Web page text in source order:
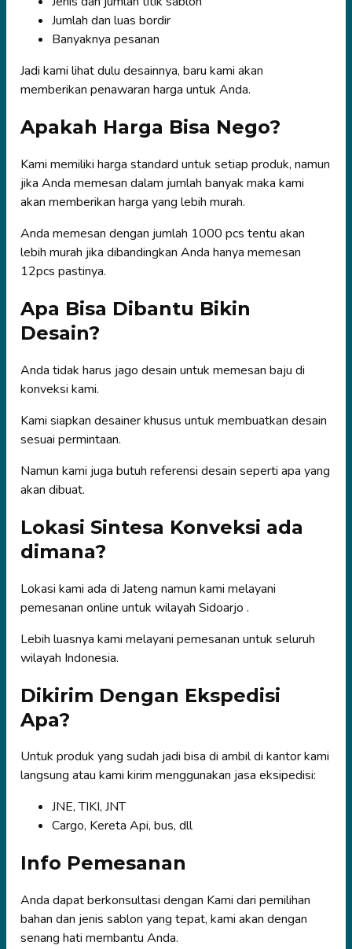
Jumlah dan luas bordir
Banyaknya pesanan
Jadi kami lihat dulu desainnya, baru kami akan
memberikan penawaran harga untuk Anda.
Apakah Harga Bisa Nego?
Kami memiliki harga standard untuk setiap produk, namun
jika Anda memesan dalam jumlah banyak maka kami
akan memberikan harga yang lebih murah.
Anda memesan dengan jumlah 1000 pcs tentu akan
lebih murah jika dibandingkan Anda hanya memesan
12pcs pastinya.
Apa Bisa Dibantu Bikin
Desain?
Anda tidak harus jago desain untuk memesan baju di
konveksi kami.
Kami siapkan desainer khusus untuk membuatkan desain
sesuai permintaan.
Namun kami juga butuh referensi desain seperti apa yang
akan dibuat.
Lokasi Sintesa Konveksi ada
dimana?
Lokasi kami ada di Jateng namun kami melayani
pemesanan online untuk wilayah Sidoarjo .
Lebih luasnya kami melayani pemesanan untuk seluruh
wilayah Indonesia.
Dikirim Dengan Ekspedisi
Apa?
Untuk produk yang sudah jadi bisa di ambil di kantor kami
langsung atau kami kirim menggunakan jasa eksipedisi:
JNE, TIKI, JNT
Cargo, Kereta Api, bus, dll
Info Pemesanan
Anda dapat berkonsultasi dengan Kami dari pemilihan
bahan dan jenis sablon yang tepat, kami akan dengan
senang hati membantu Anda.